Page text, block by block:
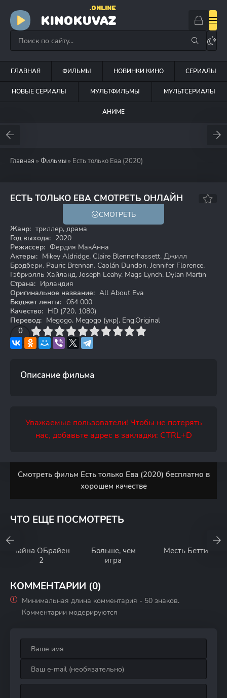
KINOKUVAZ
.ONLINE
ГЛАВНАЯ ФИЛЬМЫ НОВИНКИ КИНО СЕРИАЛЫ
НОВЫЕ СЕРИАЛЫ МУЛЬТФИЛЬМЫ МУЛЬТСЕРИАЛЫ
АНИМЕ
Главная » Фильмы » Есть только Ева (2020)
ЕСТЬ ТОЛЬКО ЕВА СМОТРЕТЬ ОНЛАЙН
5.2
СМОТРЕТЬ
Жанр: триллер, драма
Год выхода: 2020
Режиссер: Фердия МакАнна
Актеры: Mikey Aldridge, Claire Blennerhassett, Джилл
Брэдбери, Pauric Brennan, Caolán Dundon, Jennifer Florence,
Гэбриэлль Хайланд, Joseph Leahy, Mags Lynch, Dylan Martin
Страна: Ирландия
Оригинальное название: All About Eva
Бюджет ленты: €64 000
Качество: HD (720, 1080)
Перевод: Megogo, Megogo (укр), Eng.Original
0
4 6 7 8 9 10
Описание фильма
Уважаемые пользователи! Чтобы не потерять
нас, добавьте адрес в закладки: CTRL+D
Смотреть фильм Есть только Ева (2020) бесплатно в
хорошем качестве
ЧТО ЕЩЕ ПОСМОТРЕТЬ
Чайна ОБрайен
2
Больше, чем
игра
Месть Бетти
КОММЕНТАРИИ (0)
Минимальная длина комментария - 50 знаков.
Комментарии модерируются